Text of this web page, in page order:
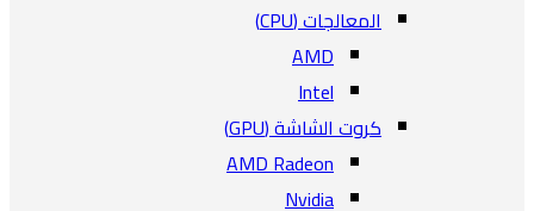
المعالجات (CPU)
AMD
Intel
كروت الشاشة (GPU)
AMD Radeon
Nvidia